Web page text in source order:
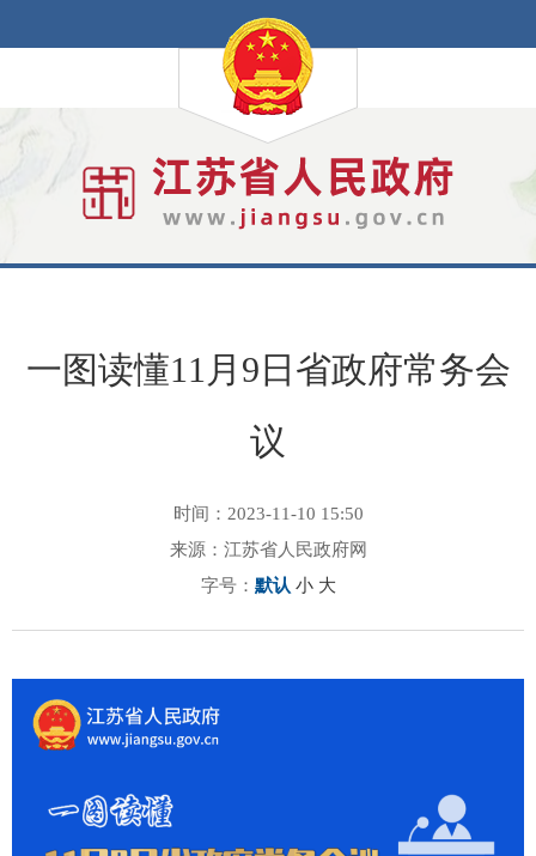
一图读懂11月9日省政府常务会
议
时间：2023-11-10 15:50
来源：江苏省人民政府网
字号： 默认 小 大